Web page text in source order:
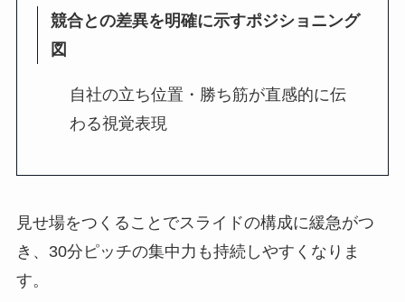
競合との差異を明確に示すポジショニング
図
自社の立ち位置・勝ち筋が直感的に伝
わる視覚表現
見せ場をつくることでスライドの構成に緩急がつ
き、30分ピッチの集中力も持続しやすくなりま
す。